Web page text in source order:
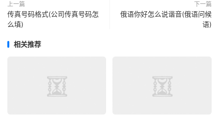
上一篇
传真号码格式(公司传真号码怎
么填)
下一篇
俄语你好怎么说谐音(俄语问候
语)
相关推荐